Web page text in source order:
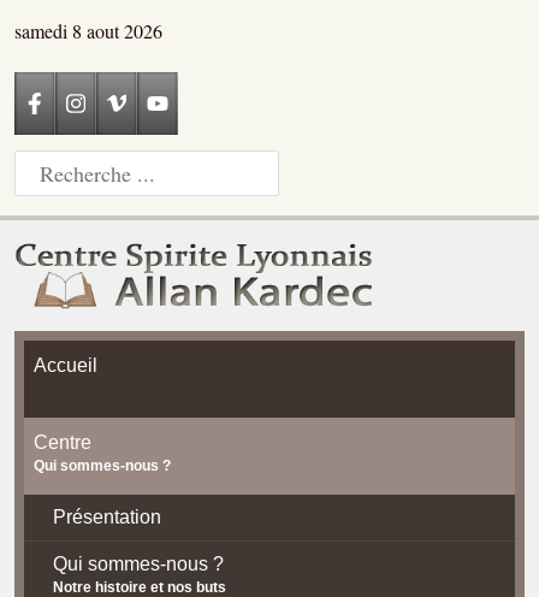
samedi 8 aout 2026
Accueil
Centre
Qui sommes-nous ?
Présentation
Qui sommes-nous ?
Notre histoire et nos buts